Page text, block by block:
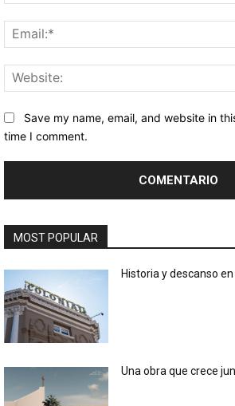
Save my name, email, and website in
time I comment.
MOST POPULAR
Historia y descanso
Una obra que crece